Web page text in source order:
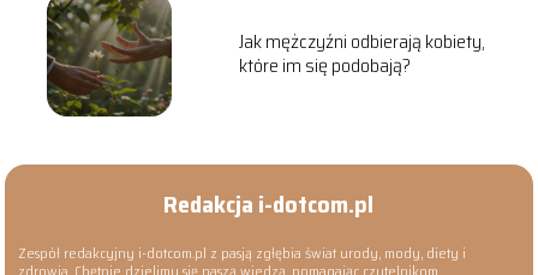
Jak mężczyźni odbierają kobiety,
które im się podobają?
Redakcja i-dotcom.pl
Zespół redakcyjny i-dotcom.pl z pasją zgłębia świat urody, mody, diety i
zdrowia. Chętnie dzielimy się naszą wiedzą, pomagając czytelnikom